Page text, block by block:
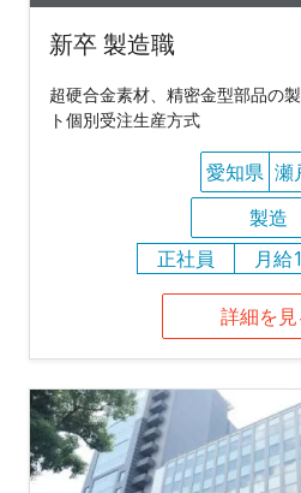
新卒 製造職
超硬合金素材、精密金型部品の
ト個別受注生産方式
愛知県 瀬
製造
正社員
月給
詳細を見